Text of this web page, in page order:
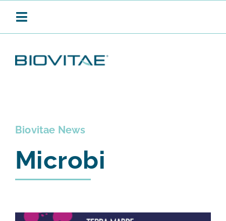
Toggle
PRODOTTI
Biovitae News
Microbi